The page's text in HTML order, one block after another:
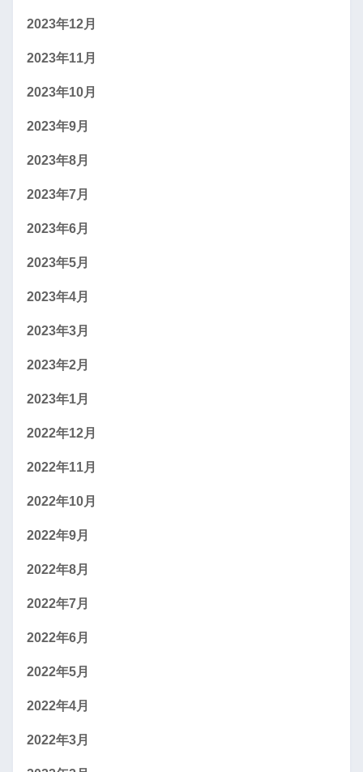
2023年12月
2023年11月
2023年10月
2023年9月
2023年8月
2023年7月
2023年6月
2023年5月
2023年4月
2023年3月
2023年2月
2023年1月
2022年12月
2022年11月
2022年10月
2022年9月
2022年8月
2022年7月
2022年6月
2022年5月
2022年4月
2022年3月